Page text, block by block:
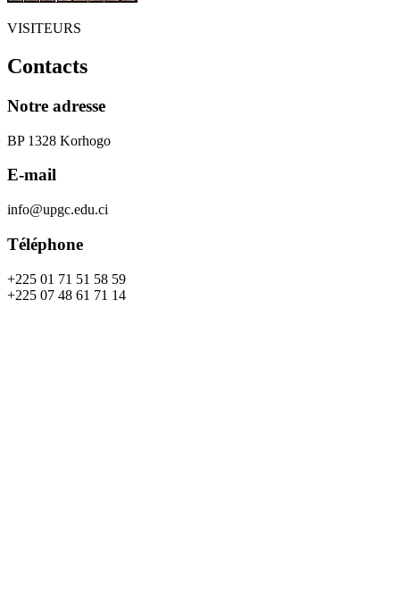
VISITEURS
Contacts
Notre adresse
BP 1328 Korhogo
E-mail
info@upgc.edu.ci
Téléphone
+225 01 71 51 58 59
+225 07 48 61 71 14